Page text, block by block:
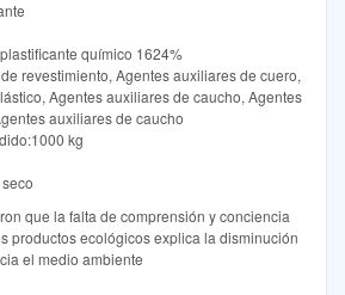
químico 1624%
revestimiento, Agentes auxiliares de cuero,
Agentes auxiliares de caucho, Agentes
auxiliares de caucho
kg
que la falta de comprensión y conciencia
productos ecológicos explica la disminución
el medio ambiente